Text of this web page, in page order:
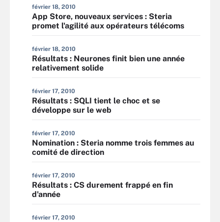
février 18, 2010
App Store, nouveaux services : Steria
promet l'agilité aux opérateurs télécoms
février 18, 2010
Résultats : Neurones finit bien une année
relativement solide
février 17, 2010
Résultats : SQLI tient le choc et se
développe sur le web
février 17, 2010
Nomination : Steria nomme trois femmes au
comité de direction
février 17, 2010
Résultats : CS durement frappé en fin
d'année
février 17, 2010